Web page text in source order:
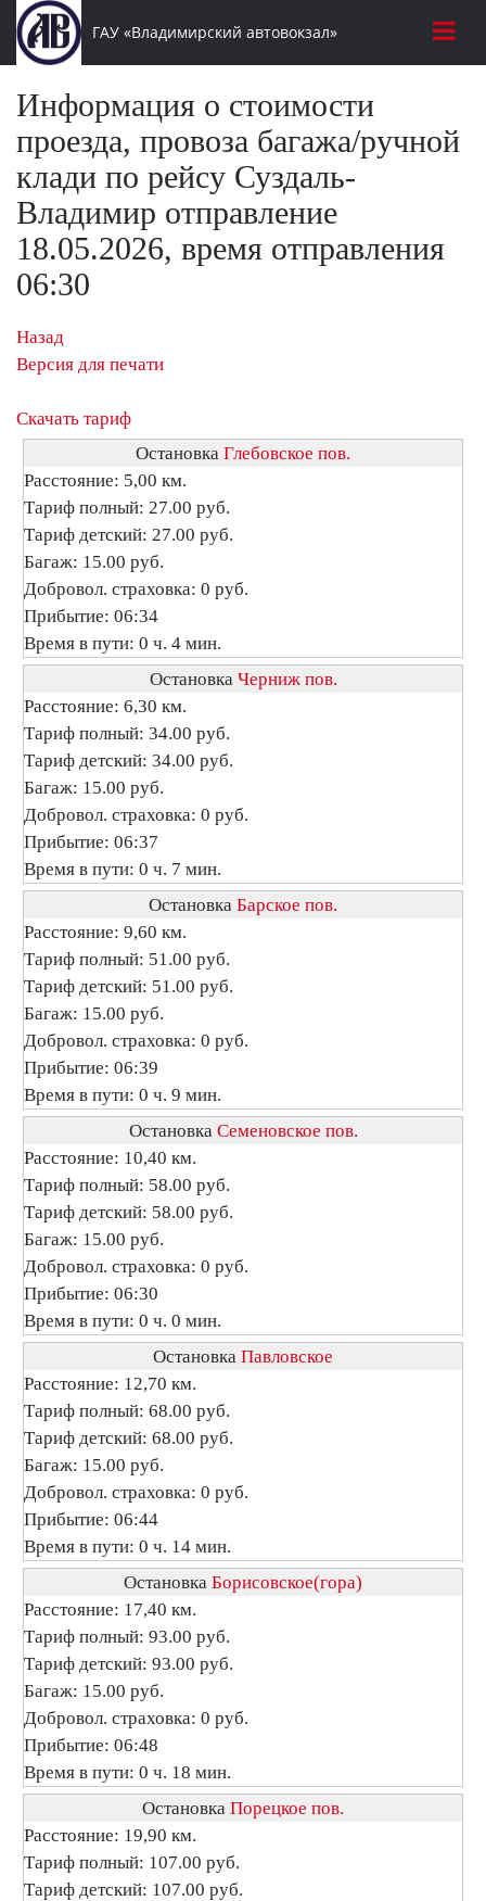
ГАУ «Владимирский автовокзал»
Информация о стоимости
проезда, провоза багажа/ручной
клади по рейсу Суздаль-
Владимир отправление
18.05.2026, время отправления
06:30
Назад
Версия для печати
Скачать тариф
Остановка Глебовское пов.
Расстояние: 5,00 км.
Тариф полный: 27.00 руб.
Тариф детский: 27.00 руб.
Багаж: 15.00 руб.
Добровол. страховка: 0 руб.
Прибытие: 06:34
Время в пути: 0 ч. 4 мин.
Остановка Черниж пов.
Расстояние: 6,30 км.
Тариф полный: 34.00 руб.
Тариф детский: 34.00 руб.
Багаж: 15.00 руб.
Добровол. страховка: 0 руб.
Прибытие: 06:37
Время в пути: 0 ч. 7 мин.
Остановка Барское пов.
Расстояние: 9,60 км.
Тариф полный: 51.00 руб.
Тариф детский: 51.00 руб.
Багаж: 15.00 руб.
Добровол. страховка: 0 руб.
Прибытие: 06:39
Время в пути: 0 ч. 9 мин.
Остановка Семеновское пов.
Расстояние: 10,40 км.
Тариф полный: 58.00 руб.
Тариф детский: 58.00 руб.
Багаж: 15.00 руб.
Добровол. страховка: 0 руб.
Прибытие: 06:30
Время в пути: 0 ч. 0 мин.
Остановка Павловское
Расстояние: 12,70 км.
Тариф полный: 68.00 руб.
Тариф детский: 68.00 руб.
Багаж: 15.00 руб.
Добровол. страховка: 0 руб.
Прибытие: 06:44
Время в пути: 0 ч. 14 мин.
Остановка Борисовское(гора)
Расстояние: 17,40 км.
Тариф полный: 93.00 руб.
Тариф детский: 93.00 руб.
Багаж: 15.00 руб.
Добровол. страховка: 0 руб.
Прибытие: 06:48
Время в пути: 0 ч. 18 мин.
Остановка Порецкое пов.
Расстояние: 19,90 км.
Тариф полный: 107.00 руб.
Тариф детский: 107.00 руб.